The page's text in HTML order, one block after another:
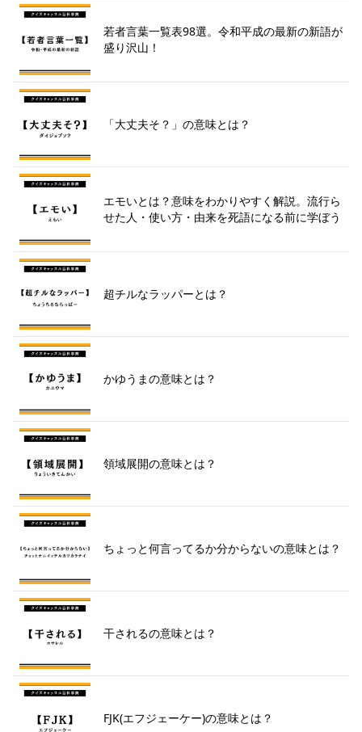
若者言葉一覧表98選。令和平成の最新の新語が
盛り沢山！
「大丈夫そ？」の意味とは？
エモいとは？意味をわかりやすく解説。流行ら
せた人・使い方・由来を死語になる前に学ぼう
超チルなラッパーとは？
かゆうまの意味とは？
領域展開の意味とは？
ちょっと何言ってるか分からないの意味とは？
干されるの意味とは？
FJK(エフジェーケー)の意味とは？